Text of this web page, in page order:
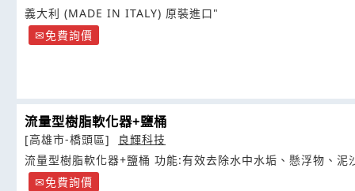
義大利 (MADE IN ITALY) 原裝進口"
免費詢價
流量型樹脂軟化器+鹽桶
[高雄市-橋頭區]
良輝科技
流量型樹脂軟化器+鹽桶 功能:有效去除水中水垢、懸浮物、泥
免費詢價